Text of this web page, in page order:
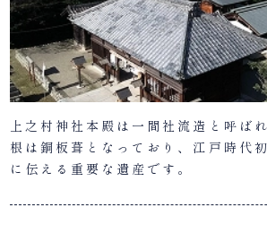
上之村神社本殿は一間社流造と呼ば
根は銅板葺となっており、江戸時代
に伝える重要な遺産です。